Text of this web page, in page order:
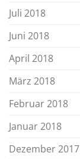
Juli 2018
Juni 2018
April 2018
März 2018
Februar 2018
Januar 2018
Dezember 2017